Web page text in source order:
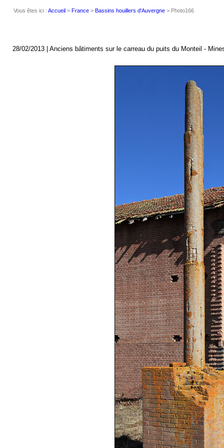
Vous êtes ici : Accueil > France > Bassins houillers d'Auvergne > Photo166
28/02/2013 | Anciens bâtiments sur le carreau du puits du Monteil -